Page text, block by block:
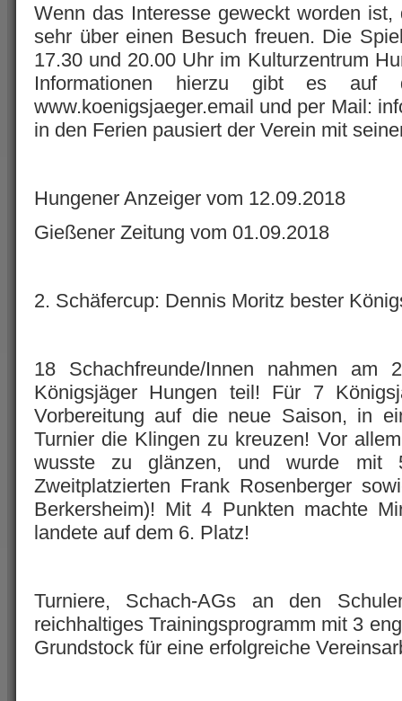
Wenn das Interesse geweckt worden
sehr über einen Besuch freuen. Die
17.30 und 20.00 Uhr im Kulturzentrum
Informationen hierzu gibt es auf
www.koenigsjaeger.email und per Mail:
in den Ferien pausiert der Verein mit
Hungener Anzeiger vom 12.09.2018
Gießener Zeitung vom 01.09.2018
2. Schäfercup: Dennis Moritz bester
18 Schachfreunde/Innen nahmen am
Königsjäger Hungen teil! Für 7
Vorbereitung auf die neue Saison, in
Turnier die Klingen zu kreuzen! Vor
wusste zu glänzen, und wurde mit
Zweitplatzierten Frank Rosenberger
Berkersheim)! Mit 4 Punkten machte
landete auf dem 6. Platz!
Turniere, Schach-AGs an den
reichhaltiges Trainingsprogramm mit 3
Grundstock für eine erfolgreiche